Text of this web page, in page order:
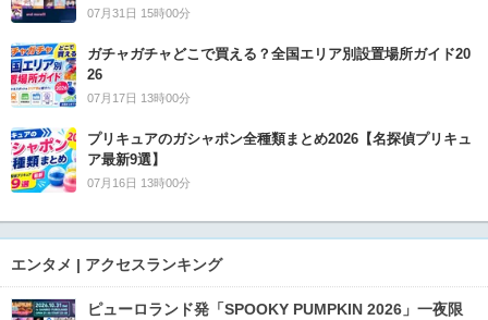
07月31日 15時00分
ガチャガチャどこで買える？全国エリア別設置場所ガイド20
26
07月17日 13時00分
プリキュアのガシャポン全種類まとめ2026【名探偵プリキュ
ア最新9選】
07月16日 13時00分
エンタメ | アクセスランキング
ピューロランド発「SPOOKY PUMPKIN 2026」一夜限